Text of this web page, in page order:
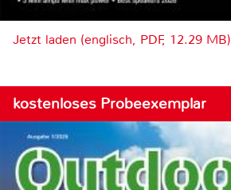
Jetzt laden (englisch, PDF, 12.29 MB)
kostenloses Probeexemplar